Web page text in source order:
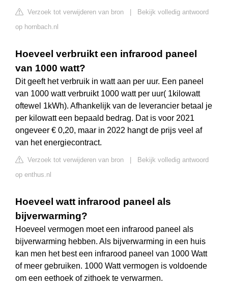
Verzoek tot verwijderen van bron
Bekijk volledig antwoord
op hornbach.nl
Hoeveel verbruikt een infrarood paneel
van 1000 watt?
Dit geeft het verbruik in watt aan per uur. Een paneel
van 1000 watt verbruikt 1000 watt per uur( 1kilowatt
oftewel 1kWh). Afhankelijk van de leverancier betaal je
per kilowatt een bepaald bedrag. Dat is voor 2021
ongeveer € 0,20, maar in 2022 hangt de prijs veel af
van het energiecontract.
Verzoek tot verwijderen van bron
Bekijk volledig antwoord
op enthus.nl
Hoeveel watt infrarood paneel als
bijverwarming?
Hoeveel vermogen moet een infrarood paneel als
bijverwarming hebben. Als bijverwarming in een huis
kan men het best een infrarood paneel van 1000 Watt
of meer gebruiken. 1000 Watt vermogen is voldoende
om een eethoek of zithoek te verwarmen.